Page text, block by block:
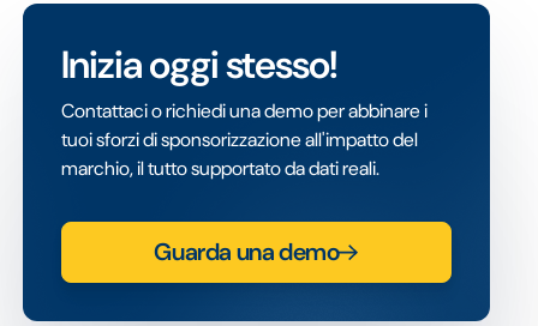
Inizia oggi stesso!
Contattaci o richiedi una demo per abbinare i
tuoi sforzi di sponsorizzazione all'impatto del
marchio, il tutto supportato da dati reali.
Guarda una demo